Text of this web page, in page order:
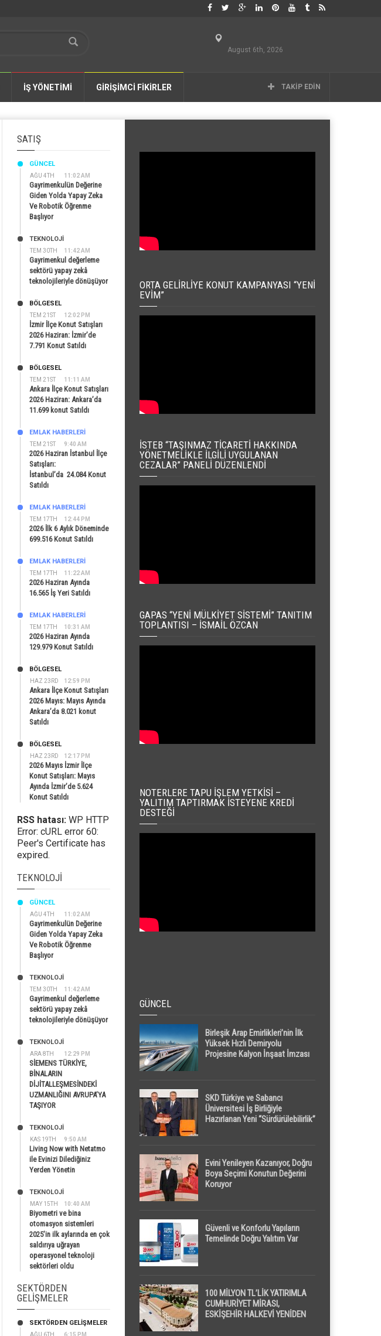
August 6th, 2026
İŞ YÖNETİMİ GİRİŞİMCİ FİKİRLER TAKIP EDIN
SATIŞ
AĞU 4TH 11:02 AM
GÜNCEL
Gayrimenkulün Değerine
Giden Yolda Yapay Zeka
Ve Robotik Öğrenme
Başlıyor
TEM 30TH 11:42 AM
TEKNOLOJİ
Gayrimenkul değerleme
sektörü yapay zekâ
teknolojileriyle dönüşüyor
TEM 21ST 12:02 PM
BÖLGESEL
İzmir İlçe Konut Satışları
2026 Haziran: İzmir’de
7.791 Konut Satıldı
TEM 21ST 11:11 AM
BÖLGESEL
Ankara İlçe Konut Satışları
2026 Haziran: Ankara’da
11.699 konut Satıldı
TEM 21ST 9:40 AM
EMLAK HABERLERI
2026 Haziran İstanbul İlçe
Satışları:
İstanbul’da 24.084 Konut
Satıldı
TEM 17TH 12:44 PM
EMLAK HABERLERI
2026 İlk 6 Aylık Döneminde
699.516 Konut Satıldı
TEM 17TH 11:22 AM
EMLAK HABERLERI
2026 Haziran Ayında
16.565 İş Yeri Satıldı
TEM 17TH 10:31 AM
EMLAK HABERLERI
2026 Haziran Ayında
129.979 Konut Satıldı
HAZ 23RD 12:59 PM
BÖLGESEL
Ankara İlçe Konut Satışları
2026 Mayıs: Mayıs Ayında
Ankara’da 8.021 konut
Satıldı
HAZ 23RD 12:17 PM
BÖLGESEL
2026 Mayıs İzmir İlçe
Konut Satışları: Mayıs
Ayında İzmir’de 5.624
Konut Satıldı
RSS hatası: WP HTTP
Error: cURL error 60:
Peer's Certificate has
expired.
TEKNOLOJI
AĞU 4TH 11:02 AM
GÜNCEL
Gayrimenkulün Değerine
Giden Yolda Yapay Zeka
Ve Robotik Öğrenme
Başlıyor
TEM 30TH 11:42 AM
TEKNOLOJİ
Gayrimenkul değerleme
sektörü yapay zekâ
teknolojileriyle dönüşüyor
ARA 8TH 12:29 PM
TEKNOLOJİ
SİEMENS TÜRKİYE,
BİNALARIN
DİJİTALLEŞMESİNDEKİ
UZMANLIĞINI AVRUPA’YA
TAŞIYOR
KAS 19TH 9:50 AM
TEKNOLOJİ
Living Now with Netatmo
ile Evinizi Dilediğiniz
Yerden Yönetin
MAY 15TH 10:40 AM
TEKNOLOJİ
Biyometri ve bina
otomasyon sistemleri
2025’in ilk aylarında en çok
saldırıya uğrayan
operasyonel teknoloji
sektörleri oldu
SEKTÖRDEN
GELIŞMELER
AĞU 6TH 6:15 PM
SEKTÖRDEN GELIŞMELER
ORTA GELIRLIYE KONUT KAMPANYASI “YENI
EVIM”
İSTEB “TAŞINMAZ TICARETI HAKKINDA
YÖNETMELIKLE İLGILI UYGULANAN
CEZALAR” PANELI DÜZENLENDI
GAPAS “YENI MÜLKIYET SISTEMI” TANITIM
TOPLANTISI – İSMAIL ÖZCAN
NOTERLERE TAPU İŞLEM YETKISI –
YALITIM TAPTIRMAK İSTEYENE KREDI
DESTEĞI
GÜNCEL
Birleşik Arap Emirlikleri’nin İlk
Yüksek Hızlı Demiryolu
Projesine Kalyon İnşaat İmzası
SKD Türkiye ve Sabancı
Üniversitesi İş Birliğiyle
Hazırlanan Yeni “Sürdürülebilirlik”
Evini Yenileyen Kazanıyor, Doğru
Boya Seçimi Konutun Değerini
Koruyor
Güvenli ve Konforlu Yapıların
Temelinde Doğru Yalıtım Var
100 MİLYON TL’LİK YATIRIMLA
CUMHURİYET MİRASI,
ESKİŞEHİR HALKEVİ YENİDEN